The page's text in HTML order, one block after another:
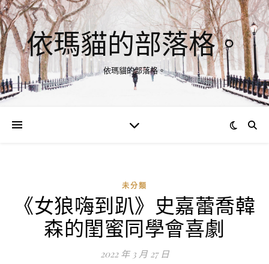
依瑪貓的部落格。
依瑪貓的部落格。
未分類
《女狼嗨到趴》史嘉蕾喬韓
森的閨蜜同學會喜劇
2022 年 3 月 27 日